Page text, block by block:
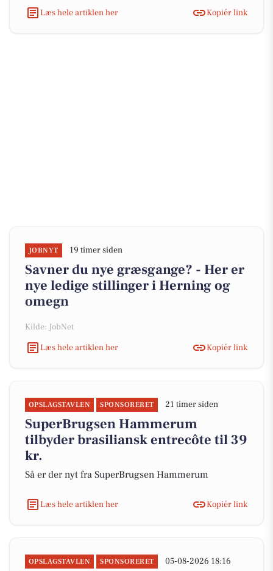
Læs hele artiklen her Kopiér link
JOBNYT 19 timer siden
Savner du nye græsgange? - Her er
nye ledige stillinger i Herning og
omegn
Kilde: JobNet
Læs hele artiklen her
Kopiér link
OPSLAGSTAVLEN SPONSORERET 21 timer siden
SuperBrugsen Hammerum
tilbyder brasiliansk entrecôte til 39
kr.
Så er der nyt fra SuperBrugsen Hammerum
Læs hele artiklen her Kopiér link
OPSLAGSTAVLEN SPONSORERET 05-08-2026 18:16